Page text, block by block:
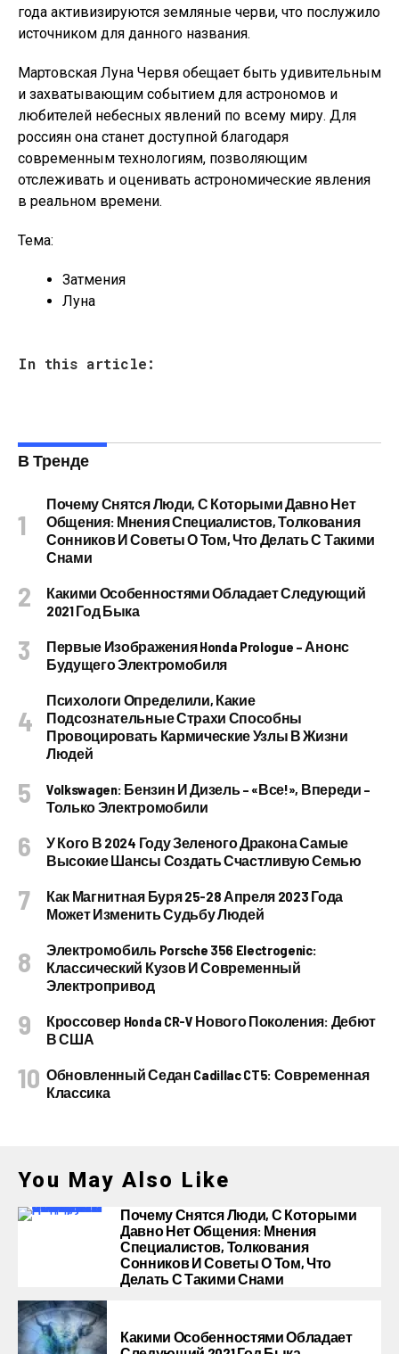
года активизируются земляные черви, что послужило
источником для данного названия.
Мартовская Луна Червя обещает быть удивительным
и захватывающим событием для астрономов и
любителей небесных явлений по всему миру. Для
россиян она станет доступной благодаря
современным технологиям, позволяющим
отслеживать и оценивать астрономические явления
в реальном времени.
Тема:
Затмения
Луна
In this article:
В Тренде
Почему Снятся Люди, С Которыми Давно Нет
Общения: Мнения Специалистов, Толкования
Сонников И Советы О Том, Что Делать С Такими
Снами
Какими Особенностями Обладает Следующий
2021 Год Быка
Первые Изображения Honda Prologue – Анонс
Будущего Электромобиля
Психологи Определили, Какие
Подсознательные Страхи Способны
Провоцировать Кармические Узлы В Жизни
Людей
Volkswagen: Бензин И Дизель – «все!», Впереди –
Только Электромобили
У Кого В 2024 Году Зеленого Дракона Самые
Высокие Шансы Создать Счастливую Семью
Как Магнитная Буря 25-28 Апреля 2023 Года
Может Изменить Судьбу Людей
Электромобиль Porsche 356 Electrogenic:
Классический Кузов И Современный
Электропривод
Кроссовер Honda CR-V Нового Поколения: Дебют
В США
Обновленный Седан Cadillac CT5: Современная
Классика
You May Also Like
Почему Снятся Люди, С Которыми
Давно Нет Общения: Мнения
Специалистов, Толкования
Сонников И Советы О Том, Что
Делать С Такими Снами
Какими Особенностями Обладает